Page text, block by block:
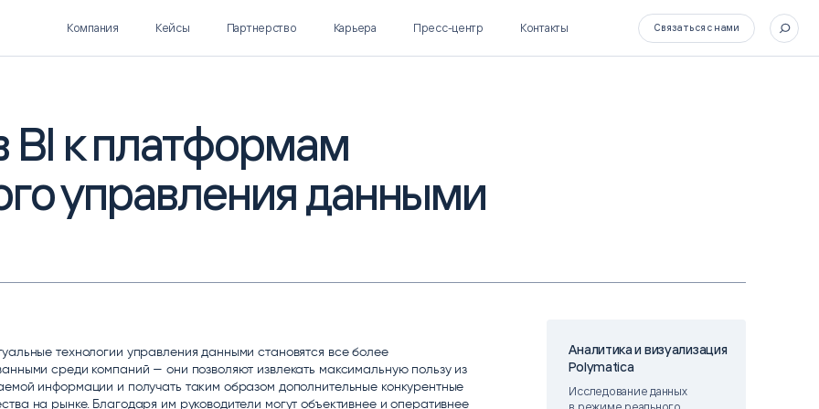
Polymatica EPM
ПЛАНИРОВАНИЕ И
БЮДЖЕТИРОВАНИЕ
SL Soft AI
AI ДЛЯ ГИПЕРАВТОМАТИЗАЦИИ
SL Soft Flow
BPM + ECM
Компания Кейсы Партнерство Карьера Пресс-центр Контакты Связаться с нами
BI к платформам
управления данными
технологии управления данными становятся все более
среди компаний — они позволяют извлекать максимальную пользу из
информации и получать таким образом дополнительные конкурентные
на рынке. Благодаря им руководители могут объективнее и оперативнее
Аналитика и визуализация
Polymatica
Исследование данных